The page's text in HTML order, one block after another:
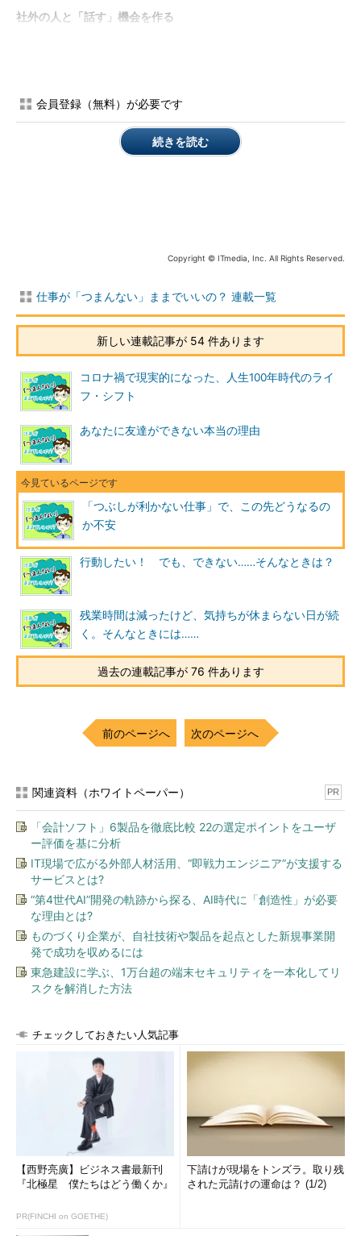
社外の人と「話す」機会を作る
「30代前半は、ただでさえ次のキャリアを考える時期だから、
ね？」と尋ねてみました。すると、「キャリアや転職のことは、
会社だと深いところまでなかなか話せません。また、コロナ禍で
じような境遇の人もいるでしょう。「一人じゃないんだ」と分か
幸いなことに、今ならオンラインで話すイベントがたくさん開
催されています。まずは、同じような課題を抱えている「社外の
人と話す」機会を作ってみるといいかもしれませんね。私が運営
しているしごとのみらいでも、「話す」機会を作れたらいいなと
思っています。
外に出てみる
2つ目は、実際に「外に出てみる」です。
先ほど「人のつながり」について触れましたが、人のつながり
を作るのって、簡単なようにみえて、そう簡単ではありませんよ
ね。一方で、何もしなければ、なかなかできないのも「人のつな
がり」の特徴です。
そこで、もしあなたに今「関心があること」があったら、そう
いう場に行ってみるのはどうでしょうか？
例えば、先の菊池さんは、以前から気になっていた近隣のコワ
ーキングスペースに行ったそうです。すると、ひょんなことから
行政機関の方と知り合いになり、菊池さんが以前から興味を持っ
ていた方を紹介していただけるようになったそうです。
もっとも、このような「偶然の出会い」を求めていっても、実
際には、何も起きないことの方が多いかもしれません。
実は、私はここ数週間、週に1回コワーキングスペースをはじ
めとした近隣のテレワークができる施設で、丸1日仕事をするこ
とにしています。だからといって、特別な出会いがあるわけでは
ありませんが、「なぜ、ここに、このような施設を作ろうと思っ
たんだろう？」「企画者の意図は何だろう？」「自分ならこうす
るな」のように考えると楽しいし、ネットで見ていた情報と実際
は全く違うことも多く、気付きや発見も多くあります。心の刺激
になります。
また、気付いたこと、感じたことをブログやSNSに投稿する
と、「○○の施設は良さそうですね」といったコミュニケーショ
関心事は人によって違うので、「どこに行くか？」は人それぞ
れだと思いますが、「社内だけ」「特定の分野だけ」で悩んでい
るのなら、意識的に外に出ることも大切なのではないかと思いま
複業をする（プロボノなども含めて）
3つ目は、まだハードルが高いかもしれませんが「複業をす
る」を挙げてみます。
既にお話したように。今の仕事を続けていても「つぶしが利か
会員登録（無料）が必要です
続きを読む
Copyright © ITmedia, Inc. All Rights Reserved.
仕事が「つまんない」ままでいいの？ 連載一覧
新しい連載記事が 54 件あります
コロナ禍で現実的になった、人生100年時代のライ
フ・シフト
あなたに友達ができない本当の理由
「つぶしが利かない仕事」で、この先どうなるの
か不安
行動したい！ でも、できない……そんなときは？
残業時間は減ったけど、気持ちが休まらない日が続
く。そんなときには……
過去の連載記事が 76 件あります
前のページへ 次のページへ
関連資料（ホワイトペーパー） PR
「会計ソフト」6製品を徹底比較 22の選定ポイントをユーザ
ー評価を基に分析
IT現場で広がる外部人材活用、“即戦力エンジニア”が支援する
サービスとは?
“第4世代AI”開発の軌跡から探る、AI時代に「創造性」が必要
な理由とは?
ものづくり企業が、自社技術や製品を起点とした新規事業開
発で成功を収めるには
東急建設に学ぶ、1万台超の端末セキュリティを一本化してリ
スクを解消した方法
チェックしておきたい人気記事
【西野亮廣】ビジネス書最新刊
『北極星 僕たちはどう働くか』
PR(FINCHI on GOETHE)
下請けが現場をトンズラ。取り残
された元請けの運命は？ (1/2)